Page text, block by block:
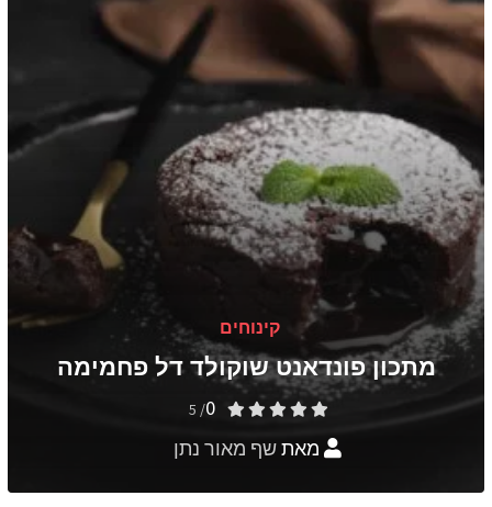
קינוחים
מתכון פונדאנט שוקולד דל פחמימה
0
/ 5
מאתשף מאור נתן